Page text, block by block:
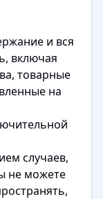
и вся
включая
товарные
на
случаев,
не можете